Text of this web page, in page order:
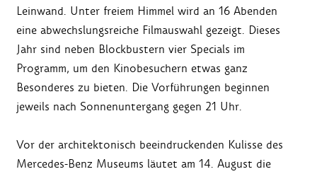
Leinwand. Unter freiem Himmel wird an 16 Abenden
eine abwechslungsreiche Filmauswahl gezeigt. Dieses
Jahr sind neben Blockbustern vier Specials im
Programm, um den Kinobesuchern etwas ganz
Besonderes zu bieten. Die Vorführungen beginnen
jeweils nach Sonnenuntergang gegen 21 Uhr.
Vor der architektonisch beeindruckenden Kulisse des
Mercedes-Benz Museums läutet am 14. August die